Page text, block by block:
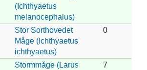
(Ichthyaetus
melanocephalus)
Stor Sorthovedet
Måge (Ichthyaetus
ichthyaetus)
0
Stormmåge (Larus
7